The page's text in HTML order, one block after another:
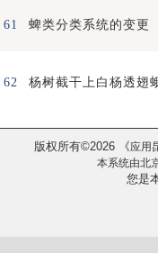
61 蜱类分类系统的变更
62 杨树截干上白杨透翅
版权所有©2026 《应用
本系统由北
您是